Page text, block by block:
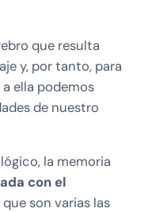
que resulta
y, por tanto, para
ella podemos
de nuestro
la memoria
con el
son varias las